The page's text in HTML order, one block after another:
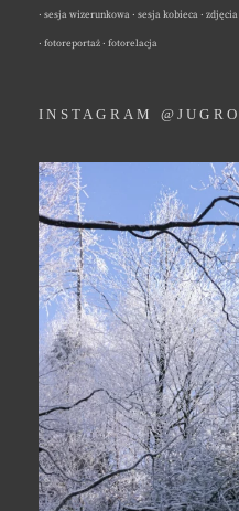
· sesja wizerunkowa · sesja kobieca ·
· fotoreportaż · fotorelacja
INSTAGRAM